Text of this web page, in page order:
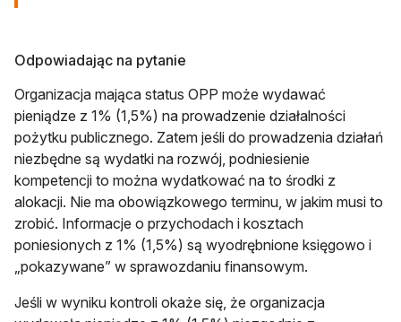
Odpowiadając na pytanie
Organizacja mająca status OPP może wydawać
pieniądze z 1% (1,5%) na prowadzenie działalności
pożytku publicznego. Zatem jeśli do prowadzenia działań
niezbędne są wydatki na rozwój, podniesienie
kompetencji to można wydatkować na to środki z
alokacji. Nie ma obowiązkowego terminu, w jakim musi to
zrobić. Informacje o przychodach i kosztach
poniesionych z 1% (1,5%) są wyodrębnione księgowo i
„pokazywane” w sprawozdaniu finansowym.
Jeśli w wyniku kontroli okaże się, że organizacja